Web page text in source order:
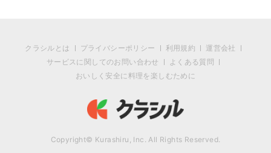
クラシルとは プライバシーポリシー 利用規約
運営会社
サービスに関してのお問い合わせ
よくある質問
おいしく安全に料理を楽しむために
Copyright© Kurashiru, Inc. All Rights Reserved.